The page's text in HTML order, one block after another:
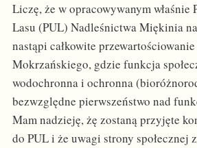
Liczę, że w opracowywanym właśnie
Lasu (PUL) Nadleśnictwa Miękinia
nastąpi całkowite
Mokrzańskiego, gdzie funkcja
wodochronna i ochronna
bezwzględne pierwszeństwo nad
Mam nadzieję, żę zostaną przyjęte
do PUL i że uwagi strony społecznej